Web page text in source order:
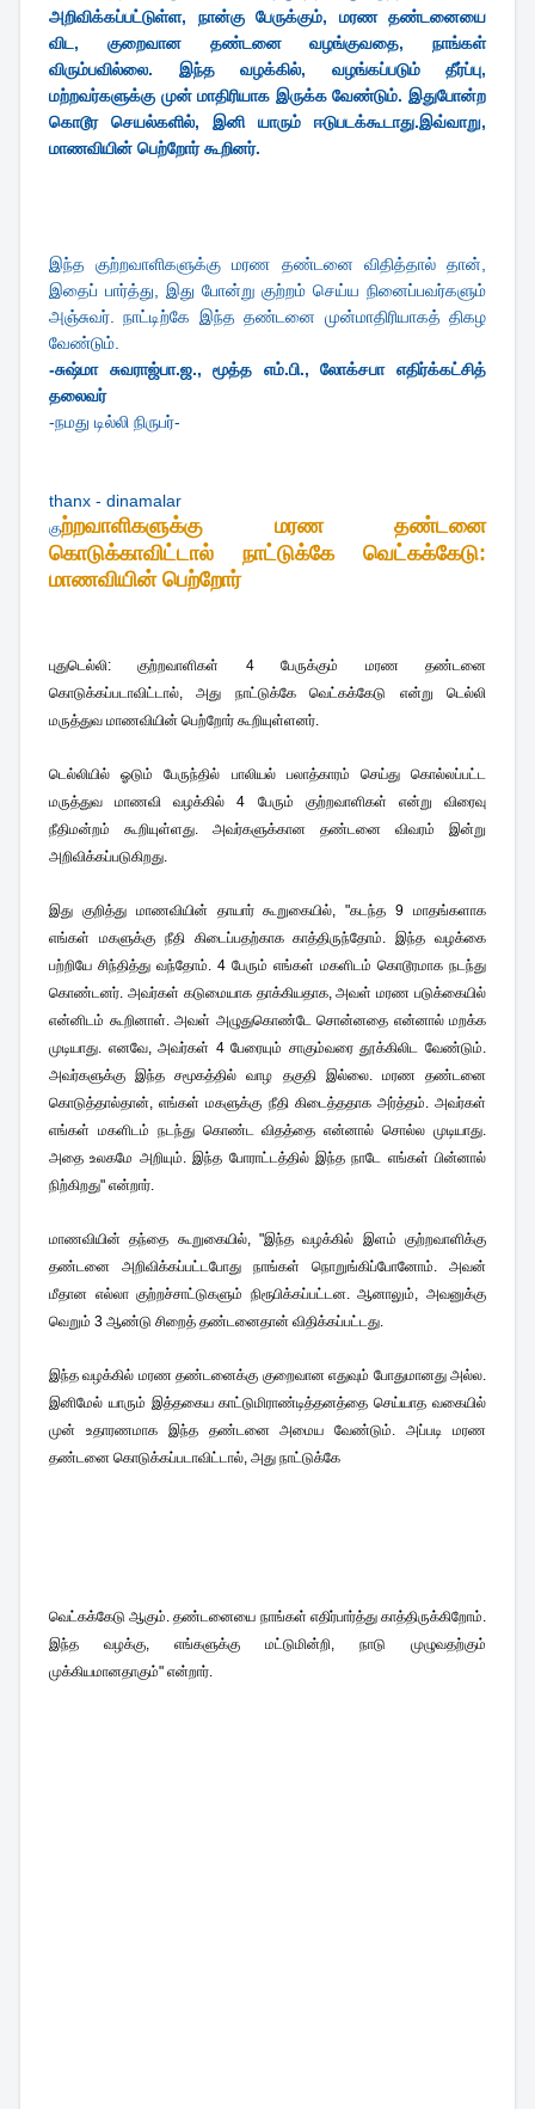
அறிவிக்கப்பட்டுள்ள, நான்கு பேருக்கும், மரண தண்டனையை
விட, குறைவான தண்டனை வழங்குவதை, நாங்கள்
விரும்பவில்லை. இந்த வழக்கில், வழங்கப்படும் தீர்ப்பு,
மற்றவர்களுக்கு முன் மாதிரியாக இருக்க வேண்டும். இதுபோன்ற
கொடூர செயல்களில், இனி யாரும் ஈடுபடக்கூடாது.இவ்வாறு,
மாணவியின் பெற்றோர் கூறினர்.
இந்த குற்றவாளிகளுக்கு மரண தண்டனை விதித்தால் தான்,
இதைப் பார்த்து, இது போன்று குற்றம் செய்ய நினைப்பவர்களும்
அஞ்சுவர். நாட்டிற்கே இந்த தண்டனை முன்மாதிரியாகத் திகழ
வேண்டும்.
-சுஷ்மா சுவராஜ்பா.ஜ., மூத்த எம்.பி., லோக்சபா எதிர்க்கட்சித்
தலைவர்
-நமது டில்லி நிருபர்-
thanx - dinamalar
குற்றவாளிகளுக்கு மரண தண்டனை
கொடுக்காவிட்டால் நாட்டுக்கே வெட்கக்கேடு:
மாணவியின் பெற்றோர்
புதுடெல்லி:குற்றவாளிகள் 4 பேருக்கும் மரண தண்டனை
கொடுக்கப்படாவிட்டால், அது நாட்டுக்கே வெட்கக்கேடு என்று டெல்லி
மருத்துவ மாணவியின் பெற்றோர் கூறியுள்ளனர்.
டெல்லியில் ஓடும் பேருந்தில் பாலியல் பலாத்காரம் செய்து கொல்லப்பட்ட
மருத்துவ மாணவி வழக்கில் 4 பேரும் குற்றவாளிகள் என்று விரைவு
நீதிமன்றம் கூறியுள்ளது. அவர்களுக்கான தண்டனை விவரம் இன்று
அறிவிக்கப்படுகிறது.
இது குறித்து மாணவியின் தாயார் கூறுகையில், "கடந்த 9 மாதங்களாக
எங்கள் மகளுக்கு நீதி கிடைப்பதற்காக காத்திருந்தோம். இந்த வழக்கை
பற்றியே சிந்தித்து வந்தோம். 4 பேரும் எங்கள் மகளிடம் கொடூரமாக நடந்து
கொண்டனர். அவர்கள் கடுமையாக தாக்கியதாக, அவள் மரண படுக்கையில்
என்னிடம் கூறினாள். அவள் அழுதுகொண்டே சொன்னதை என்னால் மறக்க
முடியாது. எனவே, அவர்கள் 4 பேரையும் சாகும்வரை தூக்கிலிட வேண்டும்.
அவர்களுக்கு இந்த சமூகத்தில் வாழ தகுதி இல்லை. மரண தண்டனை
கொடுத்தால்தான், எங்கள் மகளுக்கு நீதி கிடைத்ததாக அர்த்தம். அவர்கள்
எங்கள் மகளிடம் நடந்து கொண்ட விதத்தை என்னால் சொல்ல முடியாது.
அதை உலகமே அறியும். இந்த போராட்டத்தில் இந்த நாடே எங்கள் பின்னால்
நிற்கிறது" என்றார்.
மாணவியின் தந்தை கூறுகையில், "இந்த வழக்கில் இளம் குற்றவாளிக்கு
தண்டனை அறிவிக்கப்பட்டபோது நாங்கள் நொறுங்கிப்போனோம். அவன்
மீதான எல்லா குற்றச்சாட்டுகளும் நிரூபிக்கப்பட்டன. ஆனாலும், அவனுக்கு
வெறும் 3 ஆண்டு சிறைத் தண்டனைதான் விதிக்கப்பட்டது.
இந்த வழக்கில் மரண தண்டனைக்கு குறைவான எதுவும் போதுமானது அல்ல.
இனிமேல் யாரும் இத்தகைய காட்டுமிராண்டித்தனத்தை செய்யாத வகையில்
முன் உதாரணமாக இந்த தண்டனை அமைய வேண்டும். அப்படி மரண
தண்டனை கொடுக்கப்படாவிட்டால், அது நாட்டுக்கே
வெட்கக்கேடு ஆகும். தண்டனையை நாங்கள் எதிர்பார்த்து காத்திருக்கிறோம்.
இந்த வழக்கு, எங்களுக்கு மட்டுமின்றி, நாடு முழுவதற்கும்
முக்கியமானதாகும்" என்றார்.